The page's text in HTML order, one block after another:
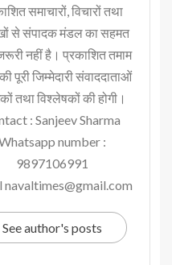
समाचारों, विचारों तथा
से संपादक मंडल का सहमत
नहीं है। प्रकाशित तमाम
पूरी जिम्मेदारी संवाददाताओं
तथा विश्लेषकों की होगी।
: Sanjeev Sharma
number :
9897106991
navaltimes@gmail.com
See author's posts